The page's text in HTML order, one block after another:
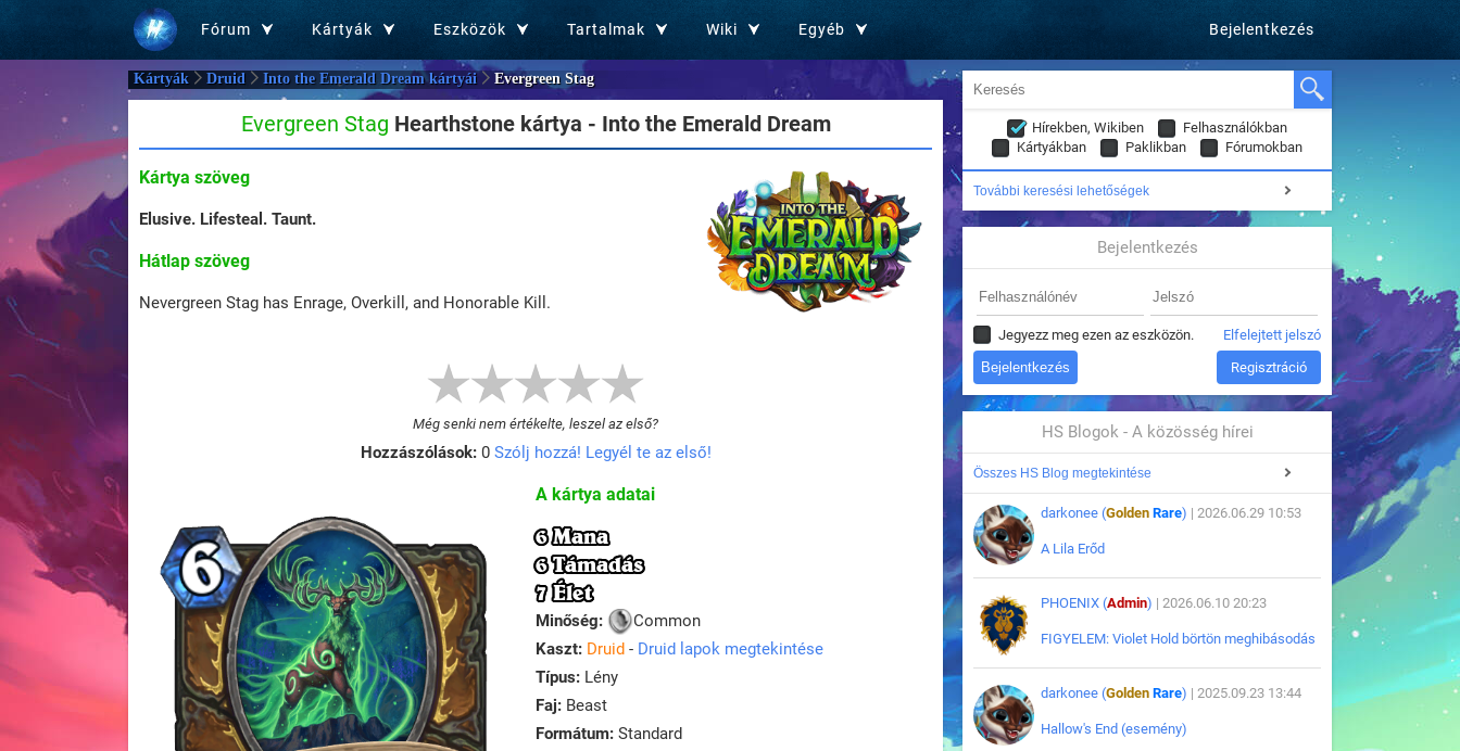
Fórum Kártyák Eszközök Tartalmak Wiki Egyéb Bejelentkezés
Kártyák Druid Into the Emerald Dream kártyái Evergreen Stag
Evergreen Stag Hearthstone kártya - Into the Emerald Dream
Kártya szöveg
Elusive. Lifesteal. Taunt.
Hátlap szöveg
Nevergreen Stag has Enrage, Overkill, and Honorable Kill.
Még senki nem értékelte, leszel az első?
Hozzászólások:0 Szólj hozzá! Legyél te az első!
A kártya adatai
6 Mana
6 Támadás
7 Élet
Minőség:
Common
Kaszt: Druid - Druid lapok megtekintése
Típus: Lény
Faj: Beast
Formátum: Standard
Hírekben, Wikiben
Felhasználókban
Kártyákban
Paklikban Fórumokban
További keresési lehetőségek
Bejelentkezés
Jegyezz meg ezen az eszközön. Elfelejtett jelszó
Regisztráció
HS Blogok - A közösség hírei
Összes HS Blog megtekintése
darkonee (Golden Rare) | 2026.06.29 10:53
A Lila Erőd
PHOENIX (Admin) | 2026.06.10 20:23
FIGYELEM: Violet Hold börtön meghibásodás
darkonee (Golden Rare) | 2025.09.23 13:44
Hallow's End (esemény)